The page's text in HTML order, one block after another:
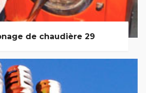
de chaudière 29